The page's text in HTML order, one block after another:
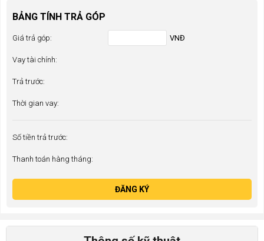
BẢNG TÍNH TRẢ GÓP
Giá trả góp: VNĐ
Vay tài chính:
Trả trước:
Thời gian vay:
Số tiền trả trước:
Thanh toán hàng tháng:
ĐĂNG KÝ